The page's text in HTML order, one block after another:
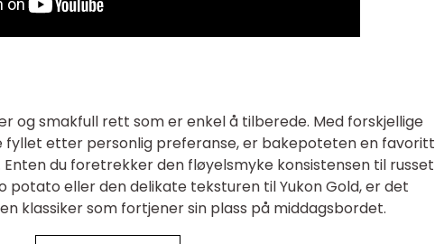
og smakfull rett som er enkel å tilberede. Med forskjellige
fyllet etter personlig preferanse, er bakepoteten en favoritt
du foretrekker den fløyelsmyke konsistensen til russet
potato eller den delikate teksturen til Yukon Gold, er det
klassiker som fortjener sin plass på middagsbordet.